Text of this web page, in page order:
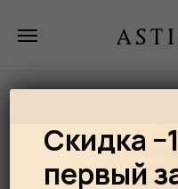
Скидка
первый